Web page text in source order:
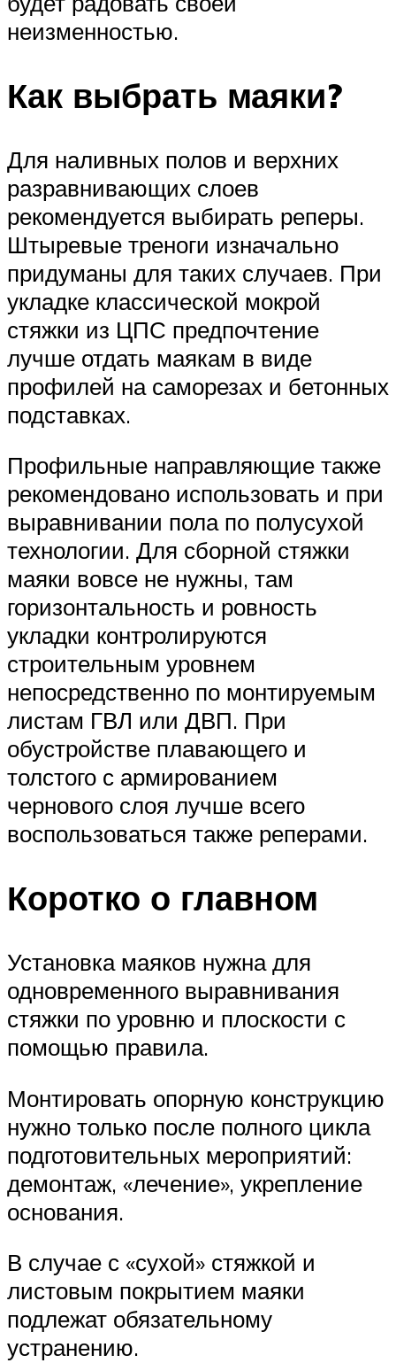
неизменностью.
Как выбрать маяки?
Для наливных полов и верхних
разравнивающих слоев
рекомендуется выбирать реперы.
Штыревые треноги изначально
придуманы для таких случаев. При
укладке классической мокрой
стяжки из ЦПС предпочтение
лучше отдать маякам в виде
профилей на саморезах и бетонных
подставках.
Профильные направляющие также
рекомендовано использовать и при
выравнивании пола по полусухой
технологии. Для сборной стяжки
маяки вовсе не нужны, там
горизонтальность и ровность
укладки контролируются
строительным уровнем
непосредственно по монтируемым
листам ГВЛ или ДВП. При
обустройстве плавающего и
толстого с армированием
чернового слоя лучше всего
воспользоваться также реперами.
Коротко о главном
Установка маяков нужна для
одновременного выравнивания
стяжки по уровню и плоскости с
помощью правила.
Монтировать опорную конструкцию
нужно только после полного цикла
подготовительных мероприятий:
демонтаж, «лечение», укрепление
основания.
В случае с «сухой» стяжкой и
листовым покрытием маяки
подлежат обязательному
устранению.